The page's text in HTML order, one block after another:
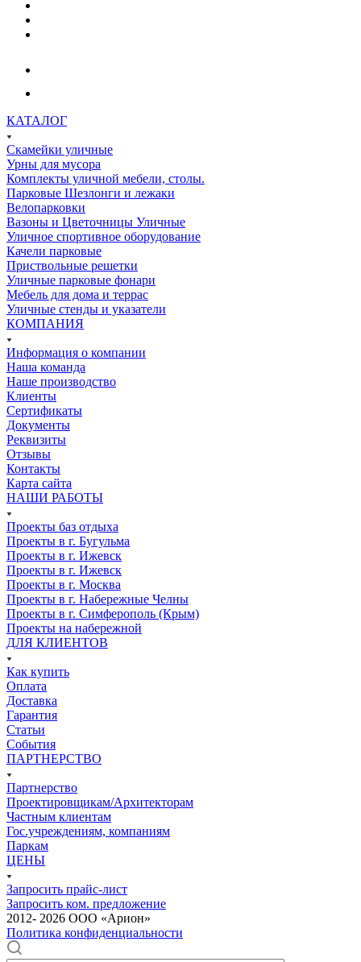
КАТАЛОГ
Скамейки уличные
Урны для мусора
Комплекты уличной мебели, столы.
Парковые Шезлонги и лежаки
Велопарковки
Вазоны и Цветочницы Уличные
Уличное спортивное оборудование
Качели парковые
Приствольные решетки
Уличные парковые фонари
Мебель для дома и террас
Уличные стенды и указатели
КОМПАНИЯ
Информация о компании
Наша команда
Наше производство
Клиенты
Сертификаты
Документы
Реквизиты
Отзывы
Контакты
Карта сайта
НАШИ РАБОТЫ
Проекты баз отдыха
Проекты в г. Бугульма
Проекты в г. Ижевск
Проекты в г. Ижевск
Проекты в г. Москва
Проекты в г. Набережные Челны
Проекты в г. Симферополь (Крым)
Проекты на набережной
ДЛЯ КЛИЕНТОВ
Как купить
Оплата
Доставка
Гарантия
Статьи
События
ПАРТНЕРСТВО
Партнерство
Проектировщикам/Архитекторам
Частным клиентам
Гос.учреждениям, компаниям
Паркам
ЦЕНЫ
Запросить прайс-лист
Запросить ком. предложение
2012- 2026 ООО «Арион»
Политика конфиденциальности